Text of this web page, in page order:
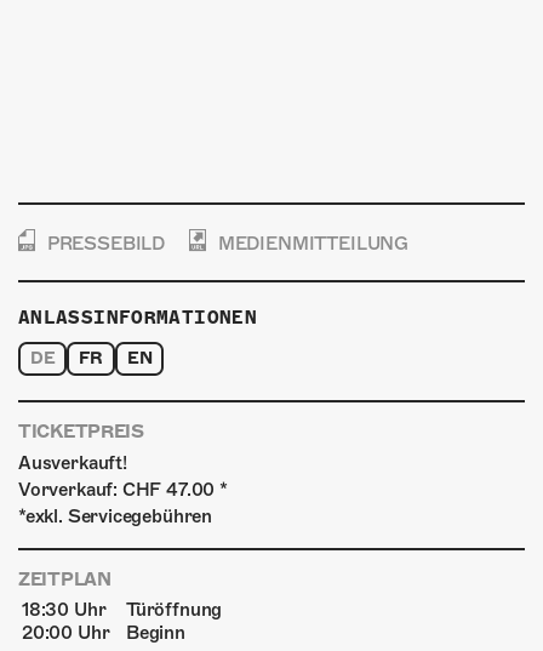
PRESSEBILD MEDIENMITTEILUNG
ANLASSINFORMATIONEN
DE FR EN
TICKETPREIS
Ausverkauft!
Vorverkauf: CHF 47.00 *
*exkl. Servicegebühren
ZEITPLAN
18:30 Uhr
Türöffnung
20:00 Uhr
Beginn